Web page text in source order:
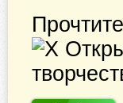
Прочтите